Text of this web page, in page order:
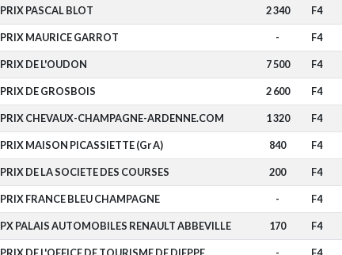
PRIX PASCAL BLOT 2 340 F4
PRIX MAURICE GARROT - F4
PRIX DE L'OUDON 7 500 F4
PRIX DE GROSBOIS 2 600 F4
PRIX CHEVAUX-CHAMPAGNE-ARDENNE.COM 1 320 F4
PRIX MAISON PICASSIETTE (Gr A) 840 F4
PRIX DE LA SOCIETE DES COURSES 200 F4
PRIX FRANCE BLEU CHAMPAGNE - F4
PX PALAIS AUTOMOBILES RENAULT ABBEVILLE 170 F4